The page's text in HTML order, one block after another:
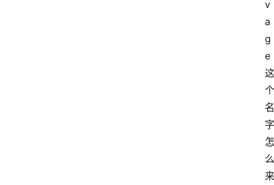
v
a
g
e
这
个
名
字
怎
么
来